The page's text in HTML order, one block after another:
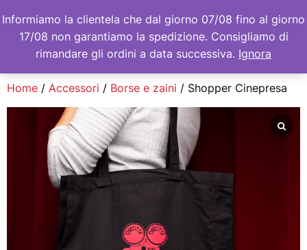
direttamente bookshop@cinecitta.it
Home / Accessori / Borse e zaini / Shopper Cinepresa
Informiamo la clientela che dal giorno 07/08 fino al giorno
17/08 non garantiamo la spedizione. Consigliamo di
rimandare gli ordini a data successiva. Ignora